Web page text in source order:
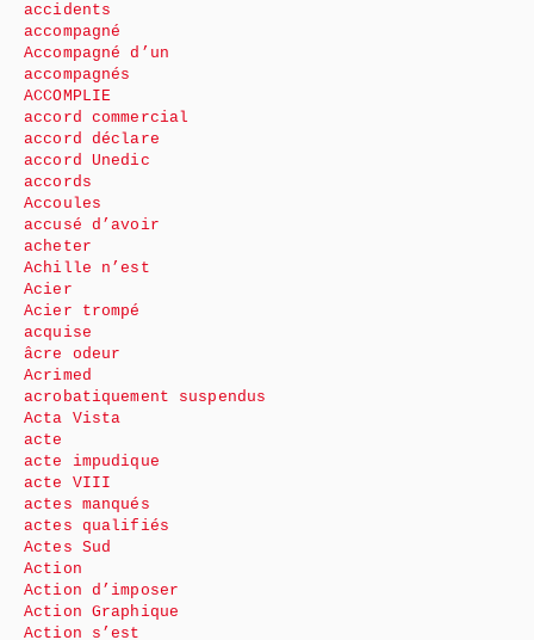
accidents
accompagné
Accompagné d’un
accompagnés
ACCOMPLIE
accord commercial
accord déclare
accord Unedic
accords
Accoules
accusé d’avoir
acheter
Achille n’est
Acier
Acier trompé
acquise
âcre odeur
Acrimed
acrobatiquement suspendus
Acta Vista
acte
acte impudique
acte VIII
actes manqués
actes qualifiés
Actes Sud
Action
Action d’imposer
Action Graphique
Action s’est